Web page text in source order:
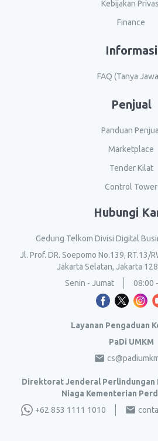
Kebijakan
Finance
Informasi
FAQ (Tanya
Penjual
Panduan
Marketplace
Tender Kilat
Control Tower
Hubungi
Gedung Telkom Divisi Digital
Jl. Prof. DR. Soepomo No.139, RT.13/
Jakarta Selatan, Jakarta
Senin - Jumat
08:00
Layanan Pengaduan
PaDi UMKM
Direktorat Jenderal Perlindungan
Niaga Kementerian
+62 853 1111 1010